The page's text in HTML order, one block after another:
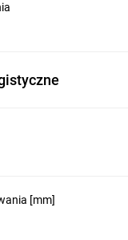
[mm]